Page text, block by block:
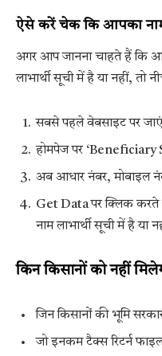
ऐसे करें चेक कि आपका नाम
अगर आप जानना चाहते हैं कि
लाभार्थी सूची में है या नहीं, तो
सबसे पहले वेबसाइट पर
होमपेज पर ‘Beneficiary
अब आधार नंबर, मोबाइल
Get Data पर क्लिक
नाम लाभार्थी सूची में है या
किन किसानों को नहीं
जिन किसानों की भूमि
जो इनकम टैक्स रिटर्न